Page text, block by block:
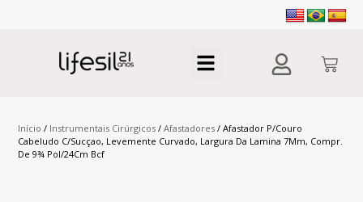
Início / Instrumentais Cirúrgicos /Afastadores / Afastador P/Couro
Cabeludo C/Sucçao, Levemente Curvado, Largura Da Lamina 7Mm, Compr.
De 9¾ Pol/24Cm Bcf